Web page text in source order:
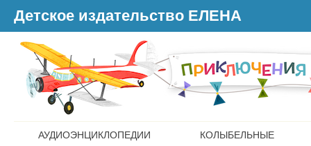
Детское издательство ЕЛЕНА
АУДИОЭНЦИКЛОПЕДИИ КОЛЫБЕЛЬНЫЕ